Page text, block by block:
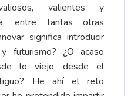
valientes y
entre tantas otras
significa introducir
futurismo? ¿O acaso
lo viejo, desde el
He ahí el reto